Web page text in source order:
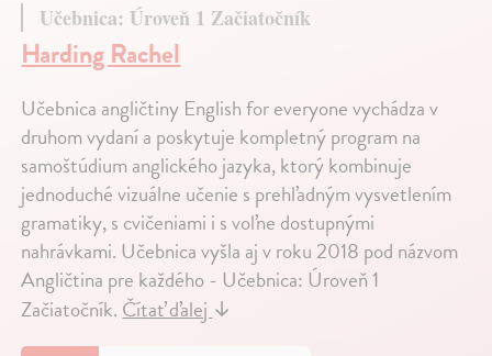
Učebnica: Úroveň 1 Začiatočník
Harding Rachel
Učebnica angličtiny English for everyone vychádza v
druhom vydaní a poskytuje kompletný program na
samoštúdium anglického jazyka, ktorý kombinuje
jednoduché vizuálne učenie s prehľadným vysvetlením
gramatiky, s cvičeniami i s voľne dostupnými
nahrávkami. Učebnica vyšla aj v roku 2018 pod názvom
Angličtina pre každého - Učebnica: Úroveň 1
Začiatočník.Čítať ďalej↓